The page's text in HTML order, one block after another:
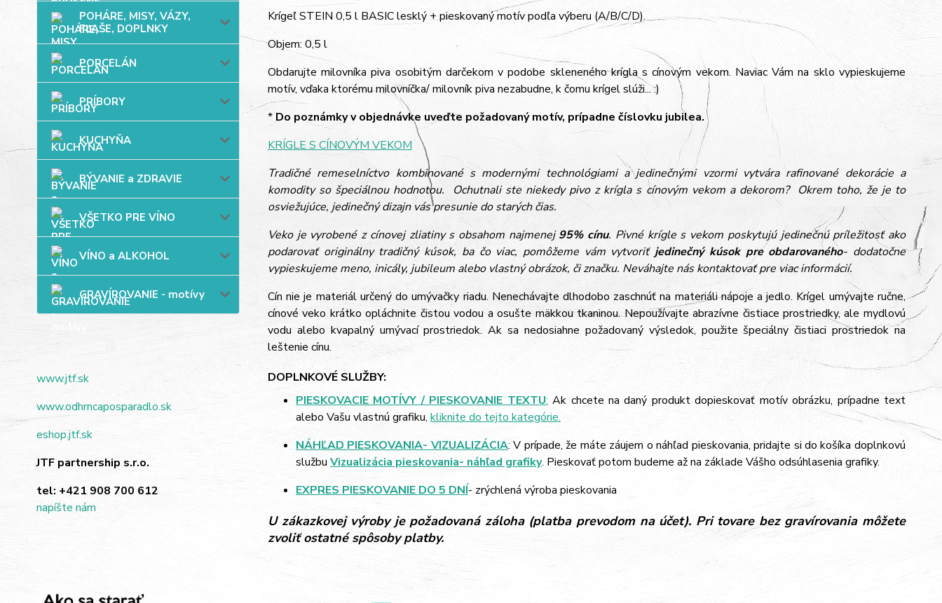
POHÁRE, MISY, VÁZY,
FĽAŠE, DOPLNKY
PORCELÁN
PRÍBORY
KUCHYŇA
BÝVANIE a ZDRAVIE
VŠETKO PRE VÍNO
VÍNO a ALKOHOL
GRAVÍROVANIE - motívy
www.jtf.sk
www.odhrncaposparadlo.sk
eshop.jtf.sk
JTF partnership s.r.o.
tel: +421 908 700 612
napíšte nám
Krígeľ STEIN 0,5 l BASIC lesklý + pieskovaný motív podľa výberu (A/B/C/D).
Objem: 0,5 l
Obdarujte milovníka piva osobitým darčekom v podobe skleneného krígla s cínovým vekom. Naviac Vám na sklo vypieskujeme
motív, vďaka ktorému milovníčka/ milovník piva nezabudne, k čomu krígel slúži... :)
*Do poznámky v objednávke uveďte požadovaný motív, prípadne číslovku jubilea.
KRÍGLE S CÍNOVÝM VEKOM
Tradičné remeselníctvo kombinované s modernými technológiami a jedinečnými vzormi vytvára rafinované dekorácie a
komodity so špeciálnou hodnotou. Ochutnali ste niekedy pivo z krígla s cínovým vekom a dekorom? Okrem toho, že je to
osviežujúce, jedinečný dizajn vás presunie do starých čias.
Veko je vyrobené z cínovej zliatiny s obsahom najmenej95% cínu. Pivné krígle s vekom poskytujú jedinečnú príležitosť ako
podarovať originálny tradičný kúsok, ba čo viac, pomôžeme vám vytvoriťjedinečný kúsok pre obdarovaného- dodatočne
vypieskujeme meno, inicály, jubileum alebo vlastný obrázok, či značku. Neváhajte nás kontaktovať pre viac informácií.
Cín nie je materiál určený do umývačky riadu. Nenechávajte dlhodobo zaschnúť na materiáli nápoje a jedlo. Krígel umývajte ručne,
cínové veko krátko opláchnite čistou vodou a osušte mäkkou tkaninou. Nepoužívajte abrazívne čistiace prostriedky, ale mydlovú
vodu alebo kvapalný umývací prostriedok. Ak sa nedosiahne požadovaný výsledok, použite špeciálny čistiaci prostriedok na
leštenie cínu.
DOPLNKOVÉ SLUŽBY:
PIESKOVACIE MOTÍVY / PIESKOVANIE TEXTU: Ak chcete na daný produkt dopieskovať motív obrázku, prípadne text
alebo Vašu vlastnú grafiku, kliknite do tejto kategórie.
NÁHĽAD PIESKOVANIA- VIZUALIZÁCIA: V prípade, že máte záujem o náhľad pieskovania, pridajte si do košíka doplnkovú
službu Vizualizácia pieskovania- náhľad grafiky. Pieskovať potom budeme až na základe Vášho odsúhlasenia grafiky.
EXPRES PIESKOVANIE DO 5 DNÍ- zrýchlená výroba pieskovania
U zákazkovej výroby je požadovaná záloha (platba prevodom na účet). Pri tovare bez gravírovania môžete
zvoliť ostatné spôsoby platby.